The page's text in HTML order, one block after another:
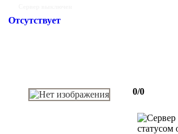
Отсутствует
0/0